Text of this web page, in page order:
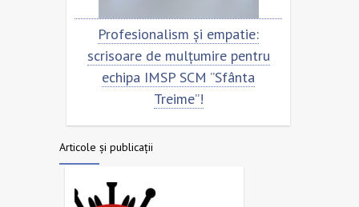
Profesionalism și empatie:
scrisoare de mulțumire pentru
echipa IMSP SCM ”Sfânta
Treime”!
Articole și publicații